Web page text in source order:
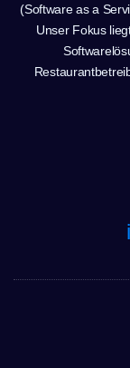
(Software as a
Unser Fokus